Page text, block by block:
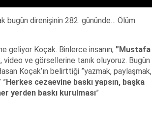
bugün direnişinin 282. gününde… Ölüm
geliyor Koçak. Binlerce insanın; ”Mustafa
video ve görsellerine tanık oluyoruz. Bugün
Koçak’ın belirttiği ”yazmak, paylaşmak,
Herkes cezaevine baskı yapsın, başka
yerden baskı kurulması”